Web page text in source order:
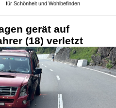
für Schönheit und Wohlbefinden
gerät auf
(18) verletzt